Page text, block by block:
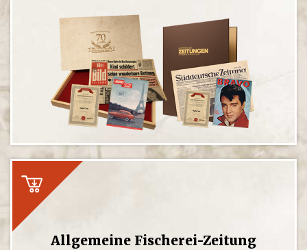
Allgemeine Fischerei-Zeitung